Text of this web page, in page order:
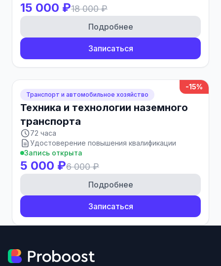
15 000 ₽18 000 ₽
Подробнее
Записаться
-15%
Транспорт и автомобильное хозяйство
Техника и технологии наземного
транспорта
72 часа
Удостоверение повышения квалификации
Запись открыта
5 000 ₽6 000 ₽
Подробнее
Записаться